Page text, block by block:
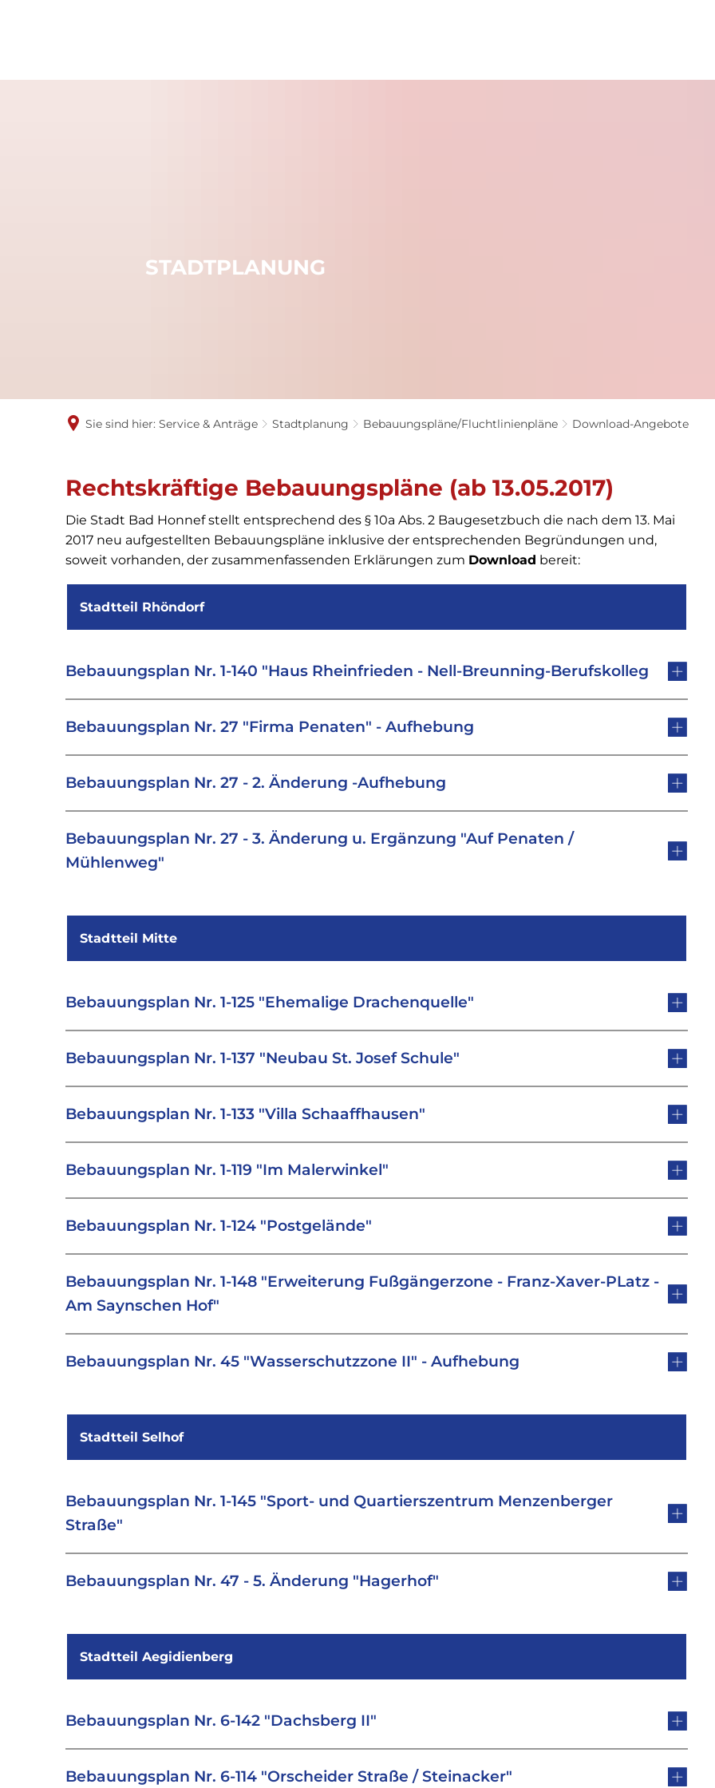
STADTPLANUNG
Sie sind hier: Service & Anträge Stadtplanung Bebauungspläne/Fluchtlinienpläne Download-Angebote
Download-
Angebote
Rechtskräftige Bebauungspläne (ab 13.05.2017)
Die Stadt Bad Honnef stellt entsprechend des § 10a Abs. 2 Baugesetzbuch die nach dem 13. Mai
2017 neu aufgestellten Bebauungspläne inklusive der entsprechenden Begründungen und,
soweit vorhanden, der zusammenfassenden Erklärungen zum Download bereit:
Stadtteil Rhöndorf
Bebauungsplan Nr. 1-140 "Haus Rheinfrieden - Nell-Breunning-Berufskolleg
Bebauungsplan Nr. 27 "Firma Penaten" - Aufhebung
Bebauungsplan Nr. 27 - 2. Änderung -Aufhebung
Bebauungsplan Nr. 27 - 3. Änderung u. Ergänzung "Auf Penaten /
Mühlenweg"
Stadtteil Mitte
Bebauungsplan Nr. 1-125 "Ehemalige Drachenquelle"
Bebauungsplan Nr. 1-137 "Neubau St. Josef Schule"
Bebauungsplan Nr. 1-133 "Villa Schaaffhausen"
Bebauungsplan Nr. 1-119 "Im Malerwinkel"
Bebauungsplan Nr. 1-124 "Postgelände"
Bebauungsplan Nr. 1-148 "Erweiterung Fußgängerzone - Franz-Xaver-PLatz -
Am Saynschen Hof"
Bebauungsplan Nr. 45 "Wasserschutzzone II" - Aufhebung
Stadtteil Selhof
Bebauungsplan Nr. 1-145 "Sport- und Quartierszentrum Menzenberger
Straße"
Bebauungsplan Nr. 47 - 5. Änderung "Hagerhof"
Stadtteil Aegidienberg
Bebauungsplan Nr. 6-142 "Dachsberg II"
Bebauungsplan Nr. 6-114 "Orscheider Straße / Steinacker"